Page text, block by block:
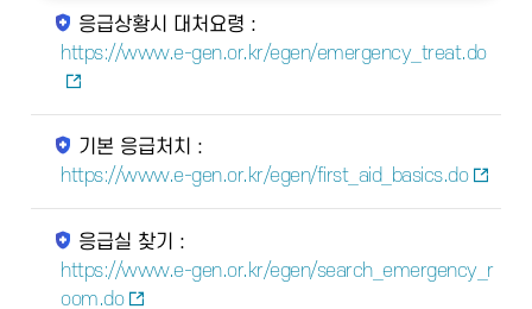
응급상황시 대처요령 :
https://www.e-gen.or.kr/egen/emergency_treat.do
기본 응급처치 :
https://www.e-gen.or.kr/egen/first_aid_basics.do
응급실 찾기 :
https://www.e-gen.or.kr/egen/search_emergency_r
oom.do